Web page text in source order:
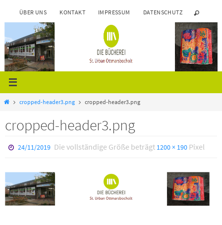
Inhalt
springen
ÜBER UNS KONTAKT IMPRESSUM DATENSCHUTZ
Startcropped-header3.png cropped-header3.png
cropped-header3.png
24/11/2019 Die vollständige Größe beträgt 1200 × 190 Pixel